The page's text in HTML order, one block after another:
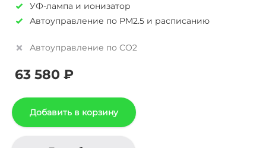
УФ-лампа и ионизатор
Автоуправление по PM2.5 и расписанию
Автоуправление по CO2
63 580 ₽
Добавить в корзину